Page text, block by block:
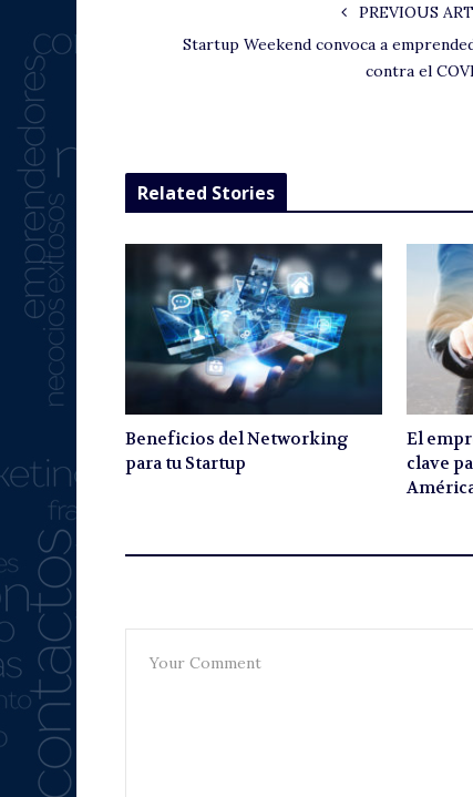
PREVIOUS
Startup Weekend convoca a
contra el
Related Stories
Beneficios del Networking
para tu Startup
El
clave